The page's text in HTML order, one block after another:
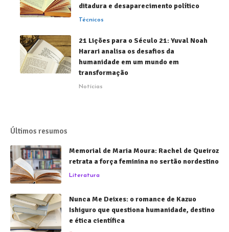
ditadura e desaparecimento político
Técnicos
21 Lições para o Século 21: Yuval Noah
Harari analisa os desafios da
humanidade em um mundo em
transformação
Notícias
Últimos resumos
Memorial de Maria Moura: Rachel de Queiroz
retrata a força feminina no sertão nordestino
Literatura
Nunca Me Deixes: o romance de Kazuo
Ishiguro que questiona humanidade, destino
e ética científica